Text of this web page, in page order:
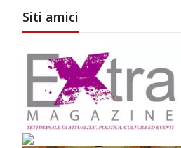
Siti amici